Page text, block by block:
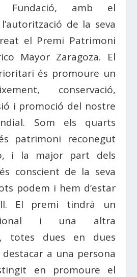
amb el
de la seva
el Premi Patrimoni
Mayor Zaragoza. El
és promoure un
conservació,
i promoció del nostre
Som els quarts
patrimoni reconegut
i la major part dels
conscient de la seva
podem i hem d’estar
El premi tindrà un
i una altra
totes dues en dues
a una persona
en promoure el